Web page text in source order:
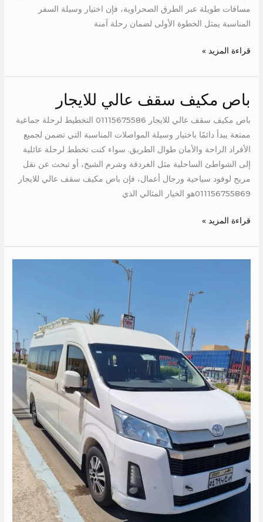
مسافات طويلة عبر الطرق الصحراوية، فإن اختيار وسيلة السفر
المناسبة يمثل الخطوة الأولى لضمان رحلة آمنة
قراءة المزيد »
باص مكيف سقف عالي للايجار
باص مكيف سقف عالي للايجار 01115675586 التخطيط لرحلة جماعية
ممتعة يبدأ دائمًا باختيار وسيلة المواصلات المناسبة التي تضمن لجميع
الأفراد الراحة والأمان طوال الطريق. سواء كنت تخطط لرحلة عائلية
إلى الشواطئ الساحلية مثل الغردقة وشرم الشيخ، أو تبحث عن نقل
مريح لوفود سياحية ورجال أعمال، فإن باص مكيف سقف عالي للايجار
011156755869هو الخيار المثالي الذي
باص
مكيف
سقف
عالي
للايجار
قراءة المزيد »